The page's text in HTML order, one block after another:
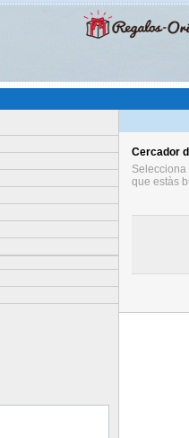
Cercador
que estàs